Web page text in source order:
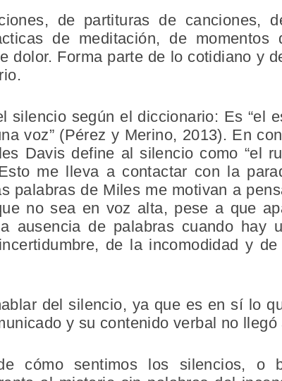
de partituras de canciones,
de meditación, de momentos
dolor. Forma parte de lo cotidiano y
silencio según el diccionario: Es “el
voz” (Pérez y Merino, 2013). En
Davis define al silencio como “el
me lleva a contactar con la
palabras de Miles me motivan a
no sea en voz alta, pese a que
ausencia de palabras cuando hay
de la incomodidad y
del silencio, ya que es en sí lo
y su contenido verbal no llegó
cómo sentimos los silencios, o